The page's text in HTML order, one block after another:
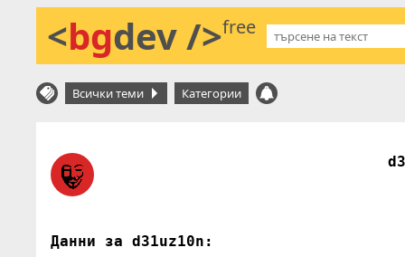
<bgdev />free
Всички теми Категории
Данни за d31uz10n: